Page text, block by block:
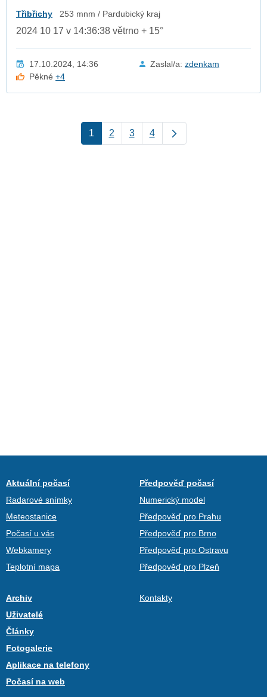
Třibřichy 253 mnm / Pardubický kraj
2024 10 17 v 14:36:38 větrno + 15°
17.10.2024, 14:36 Zaslal/a: zdenkam
Pěkné+4
1 2 3 4
Aktuální počasí
Radarové snímky
Meteostanice
Počasí u vás
Webkamery
Teplotní mapa
Předpověď počasí
Numerický model
Předpověď pro Prahu
Předpověď pro Brno
Předpověď pro Ostravu
Předpověď pro Plzeň
Archiv
Uživatelé
Články
Fotogalerie
Aplikace na telefony
Počasí na web
Kontakty